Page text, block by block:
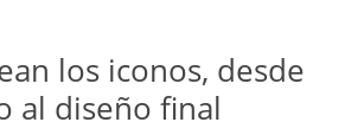
los iconos, desde
al diseño final